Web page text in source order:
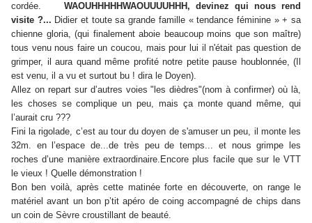
cordée. WAOUHHHHHWAOUUUUHHH, devinez qui nous rend
visite ?... Didier et toute sa grande famille « tendance féminine » + sa
chienne gloria, (qui finalement aboie beaucoup moins que son maître)
tous venu nous faire un coucou, mais pour lui il n'était pas question de
grimper, il aura quand même profité notre petite pause houblonnée, (Il
est venu, il a vu et surtout bu ! dira le Doyen).
Allez on repart sur d’autres voies "les dièdres"(nom à confirmer) où là,
les choses se complique un peu, mais ça monte quand même, qui
l’aurait cru ???
Fini la rigolade, c’est au tour du doyen de s'amuser un peu, il monte les
32m. en l’espace de...de très peu de temps... et nous grimpe les
roches d’une manière extraordinaire.Encore plus facile que sur le VTT
le vieux ! Quelle démonstration !
Bon ben voilà, après cette matinée forte en découverte, on range le
matériel avant un bon p’tit apéro de coing accompagné de chips dans
un coin de Sèvre croustillant de beauté.